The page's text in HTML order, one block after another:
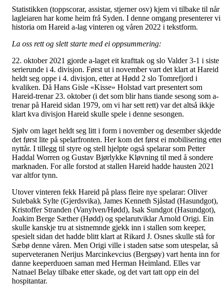
Statistikken (toppscorar, assistar, stjerner osv) kjem vi tilbake til når
lagleiaren har kome heim frå Syden. I denne omgang presenterer vi
historia om Hareid a-lag vinteren og våren 2022 i tekstform.
La oss rett og slett starte med ei oppsummering:
22. oktober 2021 gjorde a-laget eit krafttak og slo Valder 3-1 i siste
serierunde i 4. divisjon. Først ut i november vart det klart at Hareid
heldt seg oppe i 4. divisjon, etter at Hødd 2 slo Tomrefjord i
kvaliken. Då Hans Gisle «Kisse» Holstad vart presentert som
Hareid-trenar 23. oktober (i det som blir hans tiande sesong som a-
trenar på Hareid sidan 1979, om vi har sett rett) var det altså ikkje
klart kva divisjon Hareid skulle spele i denne sesongen.
Sjølv om laget heldt seg litt i form i november og desember skjedde
det først lite på spelarfronten. Her kom det først ei mobilisering
nyttår. I tillegg til styre og stell hjelpte også spelarar som Petter
Haddal Worren og Gustav Bjørlykke Kløvning til med å sondere
marknaden. For alle forstod at stallen Hareid hadde hausten 2021
var altfor tynn.
Utover vinteren fekk Hareid på plass fleire nye spelarar: Oliver
Sulebakk Sylte (Gjerdsvika), James Kenneth Sjåstad (Hasundgot),
Kristoffer Stranden (Vanylven/Hødd), Isak Sundgot (Hasundgot),
Joakim Berge Sæther (Hødd) og spelarutviklar Arnold Origi. Ein
skulle kanskje tru at sistnemnde gjekk inn i stallen som keeper,
spesielt sidan det hadde blitt klart at Rikard J. Osnes skulle stå for
Sæbø denne våren. Men Origi ville i staden satse som utespelar, så
superveteranen Nerijus Marcinkevcius (Bergsøy) vart henta inn for
danne keeperduoen saman med Herman Heimland. Elles var
Natnael Belay tilbake etter skade, og det vart tatt opp ein del
hospitantar.